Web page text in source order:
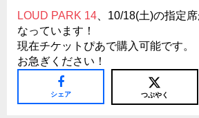
LOUD PARK 14 、10/18(土)の指定
なっています！
現在チケットぴあで購入可能です。
お急ぎください！
シェア つぶやく